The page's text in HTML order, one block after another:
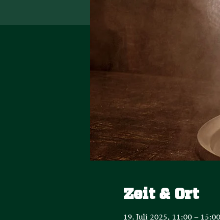
Zeit & Ort
19. Juli 2025, 11:00 – 15:00